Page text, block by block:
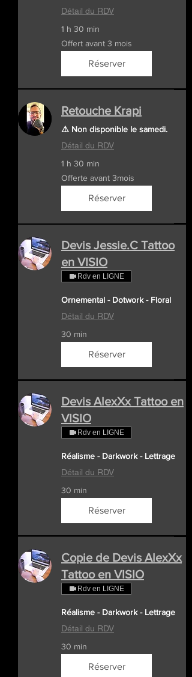
Détail du RDV
1 h 30 min
Offert
avant
3
Offert avant 3 mois
Réserver
Retouche Krapi
⚠️ Non disponible le samedi.
Détail du RDV
1 h 30 min
Offerte
avant
3mois
Offerte avant 3mois
Réserver
Devis Jessie.C Tattoo
en VISIO
Rdv en LIGNE
Ornemental - Dotwork - Floral
Détail du RDV
30 min
Réserver
Devis AlexXx Tattoo en
VISIO
Rdv en LIGNE
Réalisme - Darkwork - Lettrage
Détail du RDV
30 min
Réserver
Copie de Devis AlexXx
Tattoo en VISIO
Rdv en LIGNE
Réalisme - Darkwork - Lettrage
Détail du RDV
30 min
Réserver